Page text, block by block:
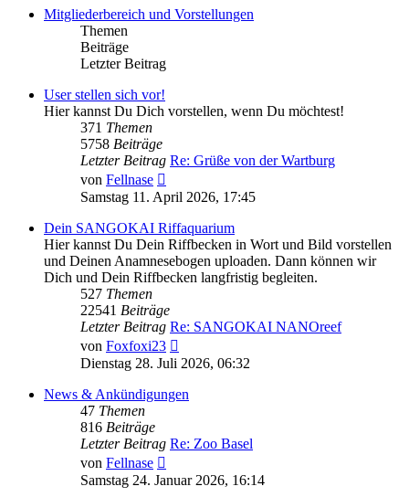
Mitgliederbereich und Vorstellungen
Themen
Beiträge
Letzter Beitrag
User stellen sich vor!
Hier kannst Du Dich vorstellen, wenn Du möchtest!
371 Themen
5758 Beiträge
Letzter Beitrag Re: Grüße von der Wartburg
von Fellnase
Beitrag
Samstag 11. April 2026, 17:45
Dein SANGOKAI Riffaquarium
Hier kannst Du Dein Riffbecken in Wort und Bild vorstellen
und Deinen Anamnesebogen uploaden. Dann können wir
Dich und Dein Riffbecken langfristig begleiten.
527 Themen
22541 Beiträge
Letzter Beitrag Re: SANGOKAI NANOreef
von Foxfoxi23
Beitrag
Dienstag 28. Juli 2026, 06:32
News & Ankündigungen
47 Themen
816 Beiträge
Letzter Beitrag Re: Zoo Basel
von Fellnase
Beitrag
Samstag 24. Januar 2026, 16:14